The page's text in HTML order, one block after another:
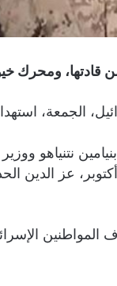
قادتها، ومحرك
الجمعة،
نتنياهو
كاتس، شنّ الجيش الإسرائيلي هجومًا في غزة على العقل المدبر